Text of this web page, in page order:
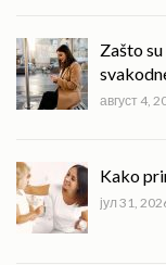
Zašto
август 4,
Kako
јул 31,